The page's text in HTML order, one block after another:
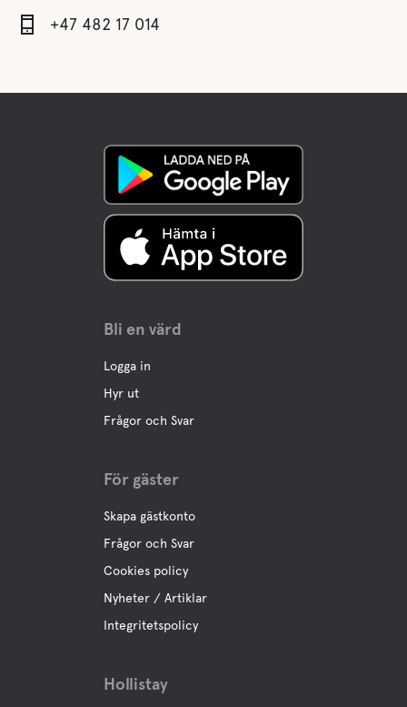
+47 482 17 014
Bli en värd
Logga in
Hyr ut
Frågor och Svar
För gäster
Skapa gästkonto
Frågor och Svar
Cookies policy
Nyheter / Artiklar
Integritetspolicy
Hollistay